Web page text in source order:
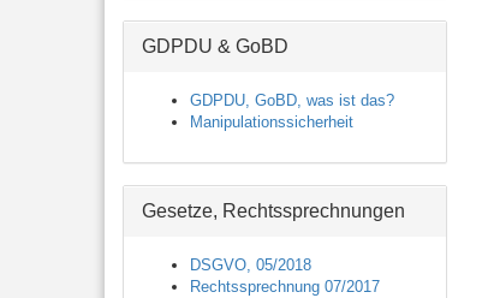
GDPDU & GoBD
GDPDU, GoBD, was ist das?
Manipulationssicherheit
Gesetze, Rechtssprechnungen
DSGVO, 05/2018
Rechtssprechnung 07/2017